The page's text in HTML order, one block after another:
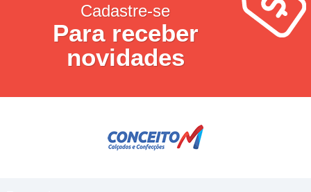
Cadastre-se
Para receber
novidades